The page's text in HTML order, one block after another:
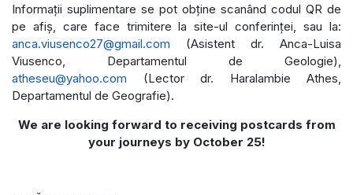
Informații suplimentare se pot obține scanând codul QR de
pe afiș, care face trimitere la site-ul conferinței, sau la:
anca.viusenco27@gmail.com (Asistent dr. Anca-Luisa
Viusenco, Departamentul de Geologie),
atheseu@yahoo.com (Lector dr. Haralambie Athes,
Departamentul de Geografie).
We are looking forward to receiving postcards from
your journeys by October 25!